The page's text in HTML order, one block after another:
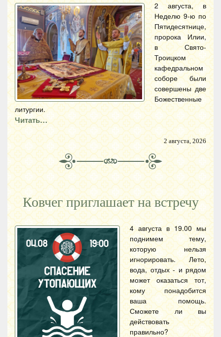
2 августа, в
Неделю 9-ю по
Пятидесятнице,
пророка Илии,
в Свято-
Троицком
кафедральном
соборе были
совершены две
Божественные
литургии.
Читать…
2 августа, 2026
Ковчег приглашает на встречу
4 августа в 19.00 мы
поднимем тему,
которую нельзя
игнорировать. Лето,
вода, отдых - и рядом
может оказаться тот,
кому понадобится
ваша помощь.
Сможете ли вы
действовать
правильно?